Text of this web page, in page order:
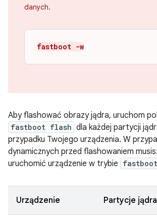
danych.
fastboot -w
Aby flashować obrazy jądra, uruchom
fastboot flash dla każdej partycji
przypadku Twojego urządzenia. W
dynamicznych przed flashowaniem
uruchomić urządzenie w trybie
Urządzenie Partycje jądra